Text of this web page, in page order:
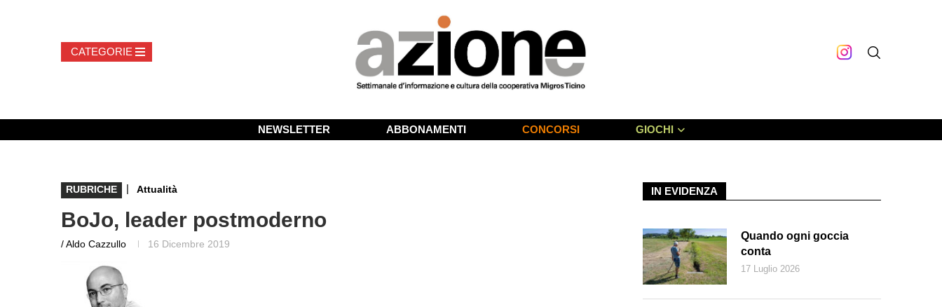
NEWSLETTER ABBONAMENTI CONCORSI GIOCHI
RUBRICHE | Attualità
BoJo, leader postmoderno
/ Aldo Cazzullo 16 Dicembre 2019
IN EVIDENZA
Quando ogni goccia
conta
17 Luglio 2026